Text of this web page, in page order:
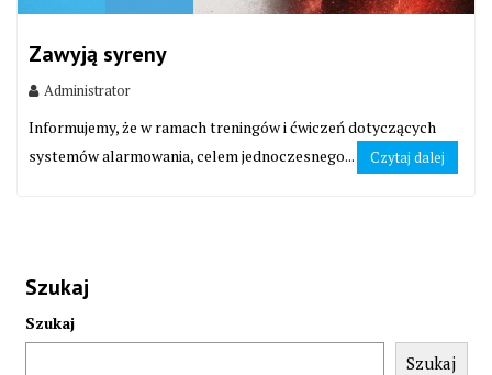
Zawyją syreny
Administrator
Informujemy, że w ramach treningów i ćwiczeń dotyczących
systemów alarmowania, celem jednoczesnego...
Czytaj dalej
Szukaj
Szukaj
Szukaj